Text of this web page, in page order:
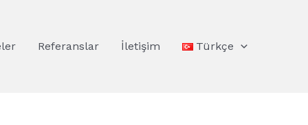
Referanslar İletişim Türkçe